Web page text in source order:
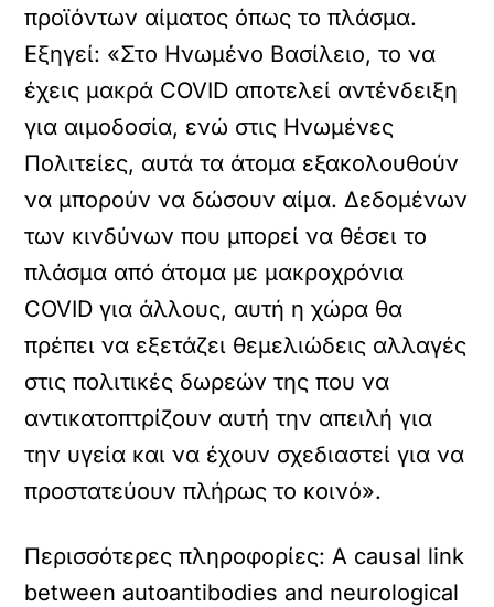
προϊόντων αίματος όπως το πλάσμα.
Εξηγεί: «Στο Ηνωμένο Βασίλειο, το να
έχεις μακρά COVID αποτελεί αντένδειξη
για αιμοδοσία, ενώ στις Ηνωμένες
Πολιτείες, αυτά τα άτομα εξακολουθούν
να μπορούν να δώσουν αίμα. Δεδομένων
των κινδύνων που μπορεί να θέσει το
πλάσμα από άτομα με μακροχρόνια
COVID για άλλους, αυτή η χώρα θα
πρέπει να εξετάζει θεμελιώδεις αλλαγές
στις πολιτικές δωρεών της που να
αντικατοπτρίζουν αυτή την απειλή για
την υγεία και να έχουν σχεδιαστεί για να
προστατεύουν πλήρως το κοινό».
Περισσότερες πληροφορίες: A causal link
between autoantibodies and neurological